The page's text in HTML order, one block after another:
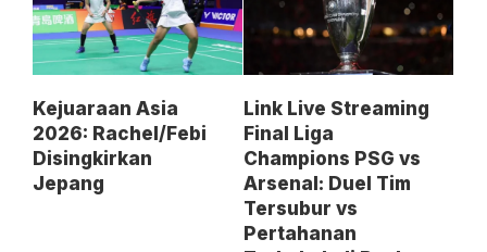
Kejuaraan Asia
2026: Rachel/Febi
Disingkirkan
Jepang
Link Live Streaming
Final Liga
Champions PSG vs
Arsenal: Duel Tim
Tersubur vs
Pertahanan